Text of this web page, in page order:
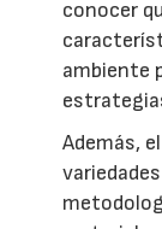
conocer
ambiente
Además,